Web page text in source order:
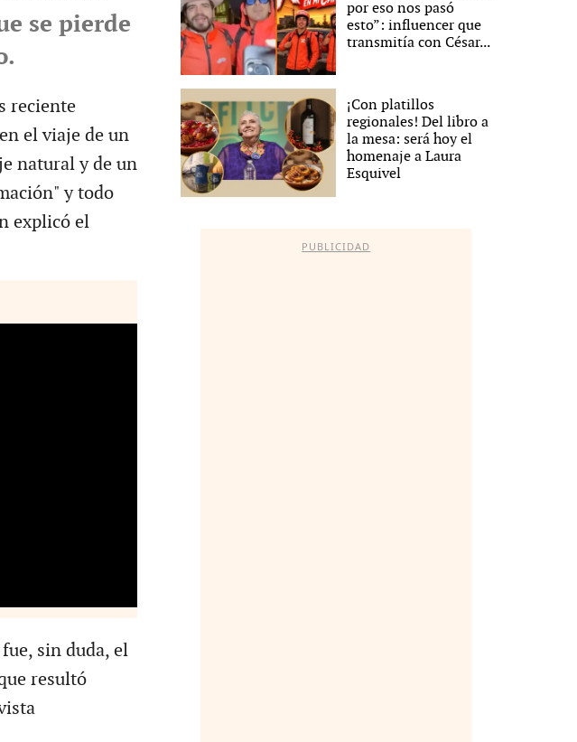
se pierde
reciente
el viaje de un
natural y de un
y todo
explicó el
sin duda, el
resultó
por eso nos pasó
esto”: influencer que
transmitía con César...
¡Con platillos
regionales! Del libro a
la mesa: será hoy el
homenaje a Laura
Esquivel
PUBLICIDAD